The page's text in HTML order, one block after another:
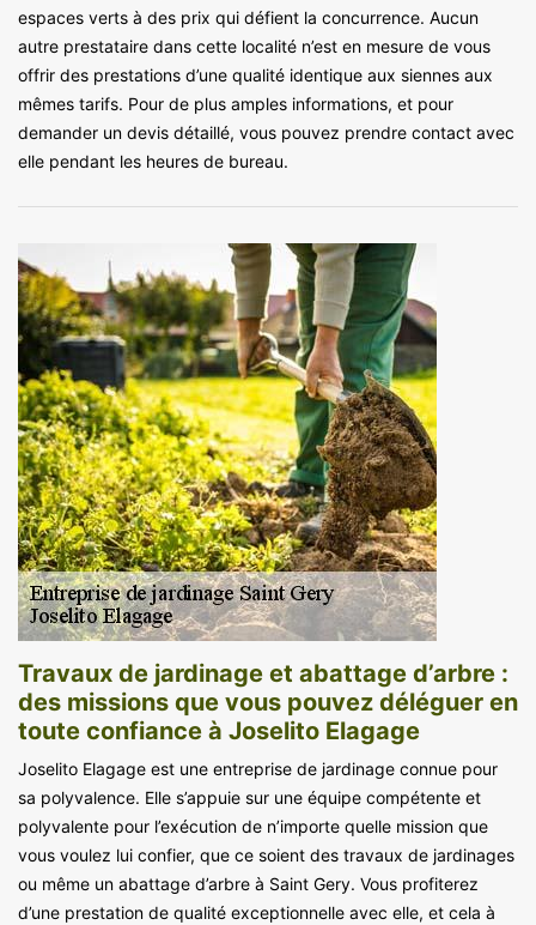
espaces verts à des prix qui défient la concurrence. Aucun
autre prestataire dans cette localité n’est en mesure de vous
offrir des prestations d’une qualité identique aux siennes aux
mêmes tarifs. Pour de plus amples informations, et pour
demander un devis détaillé, vous pouvez prendre contact avec
elle pendant les heures de bureau.
Travaux de jardinage et abattage d’arbre :
des missions que vous pouvez déléguer en
toute confiance à Joselito Elagage
Joselito Elagage est une entreprise de jardinage connue pour
sa polyvalence. Elle s’appuie sur une équipe compétente et
polyvalente pour l’exécution de n’importe quelle mission que
vous voulez lui confier, que ce soient des travaux de jardinages
ou même un abattage d’arbre à Saint Gery. Vous profiterez
d’une prestation de qualité exceptionnelle avec elle, et cela à